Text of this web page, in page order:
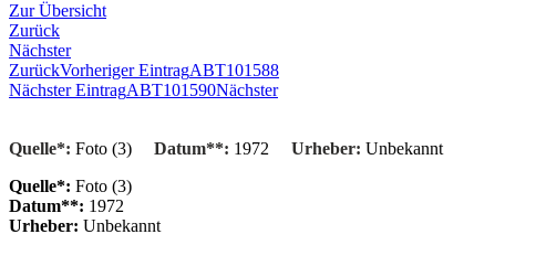
Zur Übersicht
Zurück
Nächster
ZurückVorheriger EintragABT101588
Nächster EintragABT101590Nächster
Quelle*: Foto (3) Datum**: 1972 Urheber: Unbekannt
Quelle*: Foto (3)
Datum**: 1972
Urheber: Unbekannt